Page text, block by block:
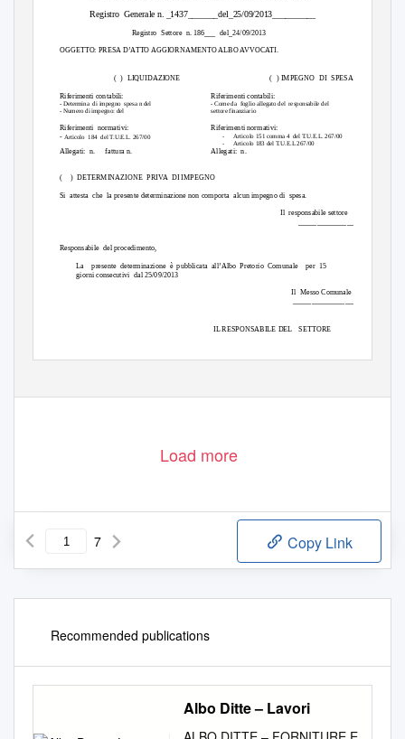
Registro Generale n. _1437_______del_25/09/2013__________
Registro Settore n. 186___ del_24/09/2013
OGGETTO: PRESA D’ATTO AGGIORNAMENTO ALBO AVVOCATI.
( ) LIQUIDAZIONE ( ) IMPEGNO DI SPESA
Riferimenti contabili:
- Determina di impegno spesa n del
- Numero di impegno: del
Riferimenti contabili:
- Come da foglio allegato del responsabile del
settore finanziario
Riferimenti normativi:
- Articolo 184 del T.U.E.L. 267/00
Riferimenti normativi:
-
-
Articolo 151 comma 4 del T.U.E.L. 267/00
Articolo 183 del T.U.E.L 267/00
Allegati: n. fattura n. Allegati: n.
( ) DETERMINAZIONE PRIVA DI IMPEGNO
Si attesta che la presente determinazione non comporta alcun impegno di spesa.
Il responsabile settore
Responsabile del procedimento,
La presente determinazione è pubblicata all’Albo Pretorio Comunale
per 15
giorni consecutivi dal 25/09/2013
Il Messo Comunale
IL RESPONSABILE DEL
SETTORE
Load more
7 Copy Link
Recommended publications
Albo Ditte – Lavori